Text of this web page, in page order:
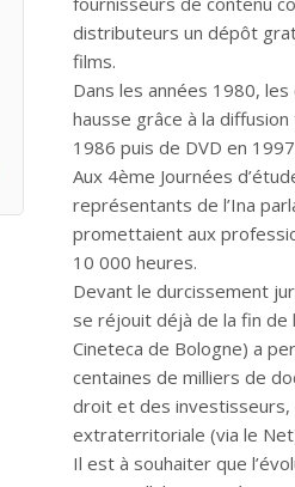
distributeurs un dépôt
films.
Dans les années 1980,
hausse grâce à la
1986 puis de DVD en
Aux 4ème Journées
représentants de l’Ina
promettaient aux
10 000 heures.
Devant le durcissement
se réjouit déjà de la fin de
Cineteca de Bologne) a
centaines de milliers de
droit et des investisseurs,
extraterritoriale (via le Net)
Il est à souhaiter que